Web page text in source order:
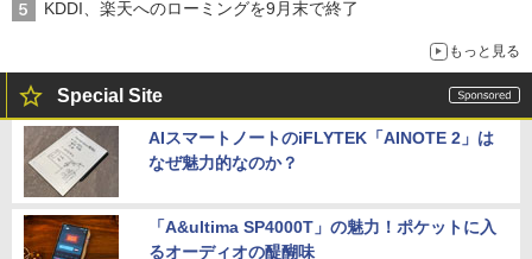
KDDI、楽天へのローミングを9月末で終了
もっと見る
Special Site
AIスマートノートのiFLYTEK「AINOTE 2」は
なぜ魅力的なのか？
「A&ultima SP4000T」の魅力！ポケットに入
るオーディオの醍醐味